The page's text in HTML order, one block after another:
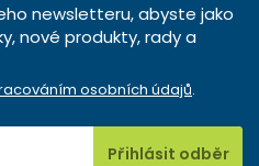
newsletteru, abyste jako
nové produkty, rady a
osobních údajů.
Přihlásit odběr